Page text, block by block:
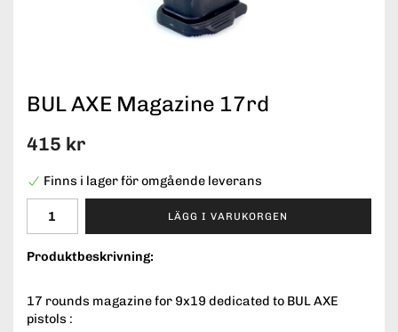
BUL AXE Magazine 17rd
415 kr
Finns i lager för omgående leverans
LÄGG I VARUKORGEN
Produktbeskrivning:
17 rounds magazine for 9x19 dedicated to BUL AXE
pistols :